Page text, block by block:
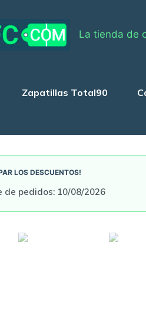
La tienda de
Zapatillas Total90
LOS DESCUENTOS!
de pedidos: 10/08/2026